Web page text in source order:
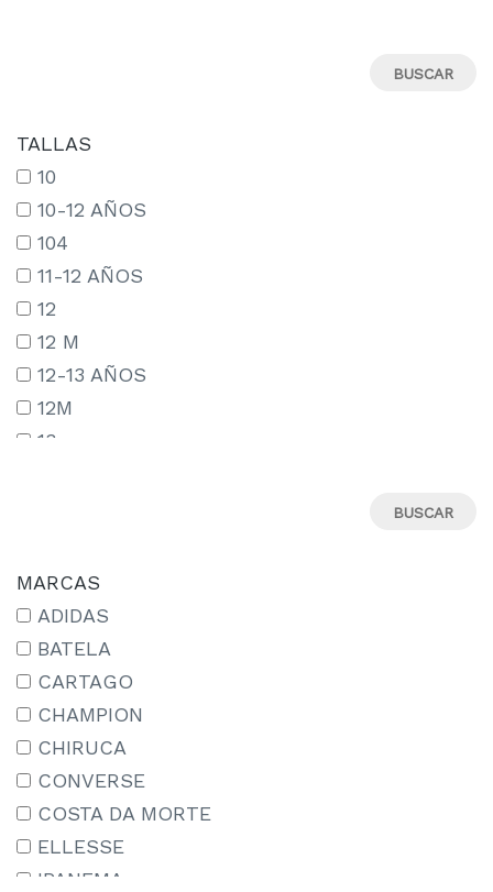
TALLAS
10
10-12 AÑOS
104
11-12 AÑOS
12
12 M
12-13 AÑOS
12M
13
14-15 AÑOS
15-16 AÑOS
15/18
16
17
18
18M
19
19-20
19.5
MARCAS
ADIDAS
BATELA
CARTAGO
CHAMPION
CHIRUCA
CONVERSE
COSTA DA MORTE
ELLESSE
IPANEMA